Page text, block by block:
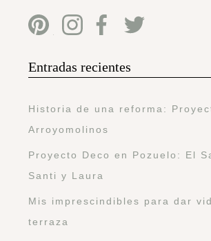
Entradas recientes
Historia de una reforma:
Arroyomolinos
Proyecto Deco en Pozuelo: El
Santi y Laura
Mis imprescindibles para dar
terraza